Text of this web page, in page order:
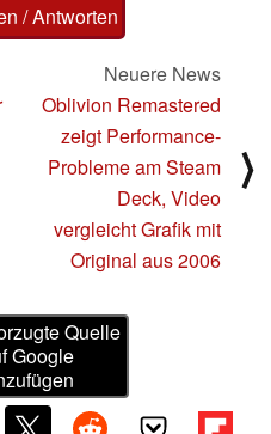
/ Antworten
Neuere News
Oblivion Remastered
zeigt Performance-
Probleme am Steam
Deck, Video
vergleicht Grafik mit
Original aus 2006
⟩
Quelle
Google